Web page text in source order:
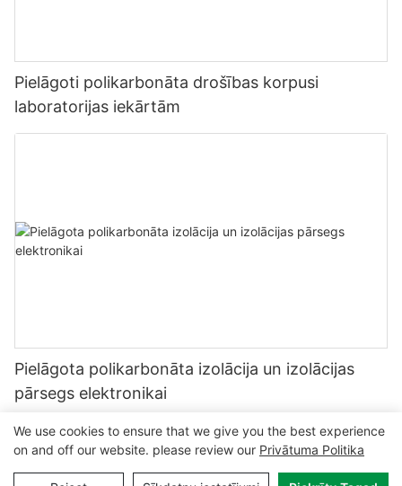
Pielāgoti polikarbonāta drošības korpusi
laboratorijas iekārtām
Pielāgota polikarbonāta izolācija un izolācijas
pārsegs elektronikai
Autortiesības © 2024 MCL-www.mclpanel.com|Vietnes karte
We use cookies to ensure that we give you the best experience
on and off our website. please review our Privātuma Politika